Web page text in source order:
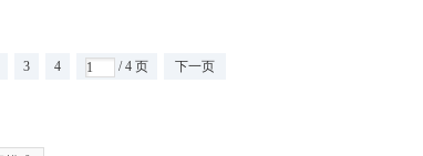
3 4 / 4 页 下一页